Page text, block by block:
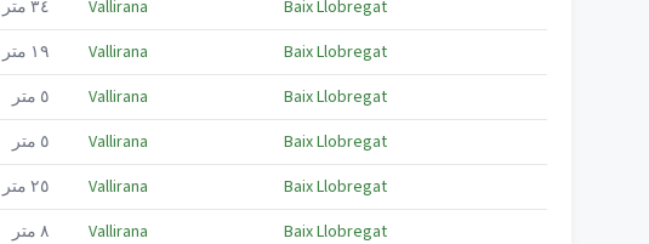
٣٤ متر Vallirana
Baix Llobregat
١٩ متر Vallirana
Baix Llobregat
٥ متر Vallirana
Baix Llobregat
٥ متر Vallirana
Baix Llobregat
٢٥ متر Vallirana
Baix Llobregat
٨ متر Vallirana
Baix Llobregat